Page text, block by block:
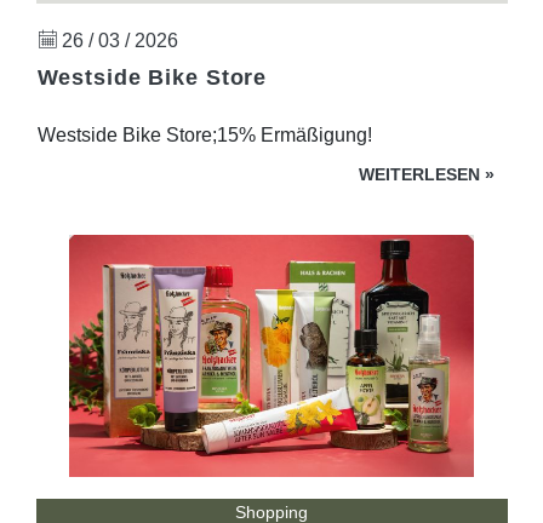
26 / 03 / 2026
Westside Bike Store
Westside Bike Store;15% Ermäßigung!
WEITERLESEN »
Shopping